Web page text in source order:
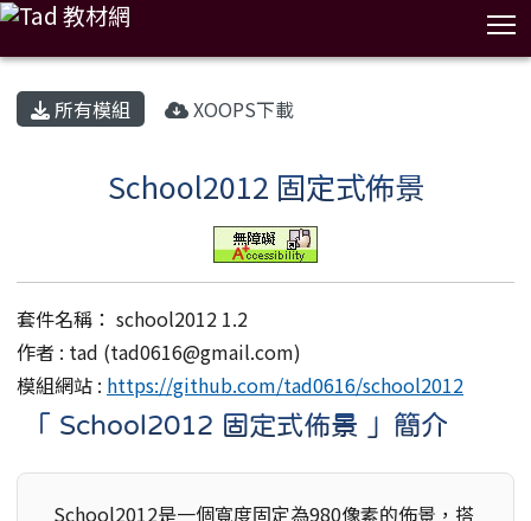
所有模組 XOOPS下載
School2012 固定式佈景
套件名稱： school2012 1.2
作者 : tad (tad0616@gmail.com)
模組網站 : https://github.com/tad0616/school2012
「 School2012 固定式佈景 」簡介
School2012是一個寬度固定為980像素的佈景，搭